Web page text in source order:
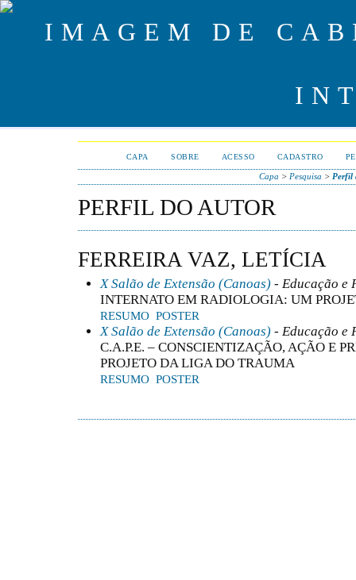
CAPA SOBRE ACESSO CADASTRO
Capa > Pesquisa > Perfil
PERFIL DO AUTOR
FERREIRA VAZ, LETÍCIA
X Salão de Extensão (Canoas) - Educação e
INTERNATO EM RADIOLOGIA: UM
RESUMO POSTER
X Salão de Extensão (Canoas) - Educação e
C.A.P.E. – CONSCIENTIZAÇÃO, AÇÃO E
PROJETO DA LIGA DO TRAUMA
RESUMO POSTER